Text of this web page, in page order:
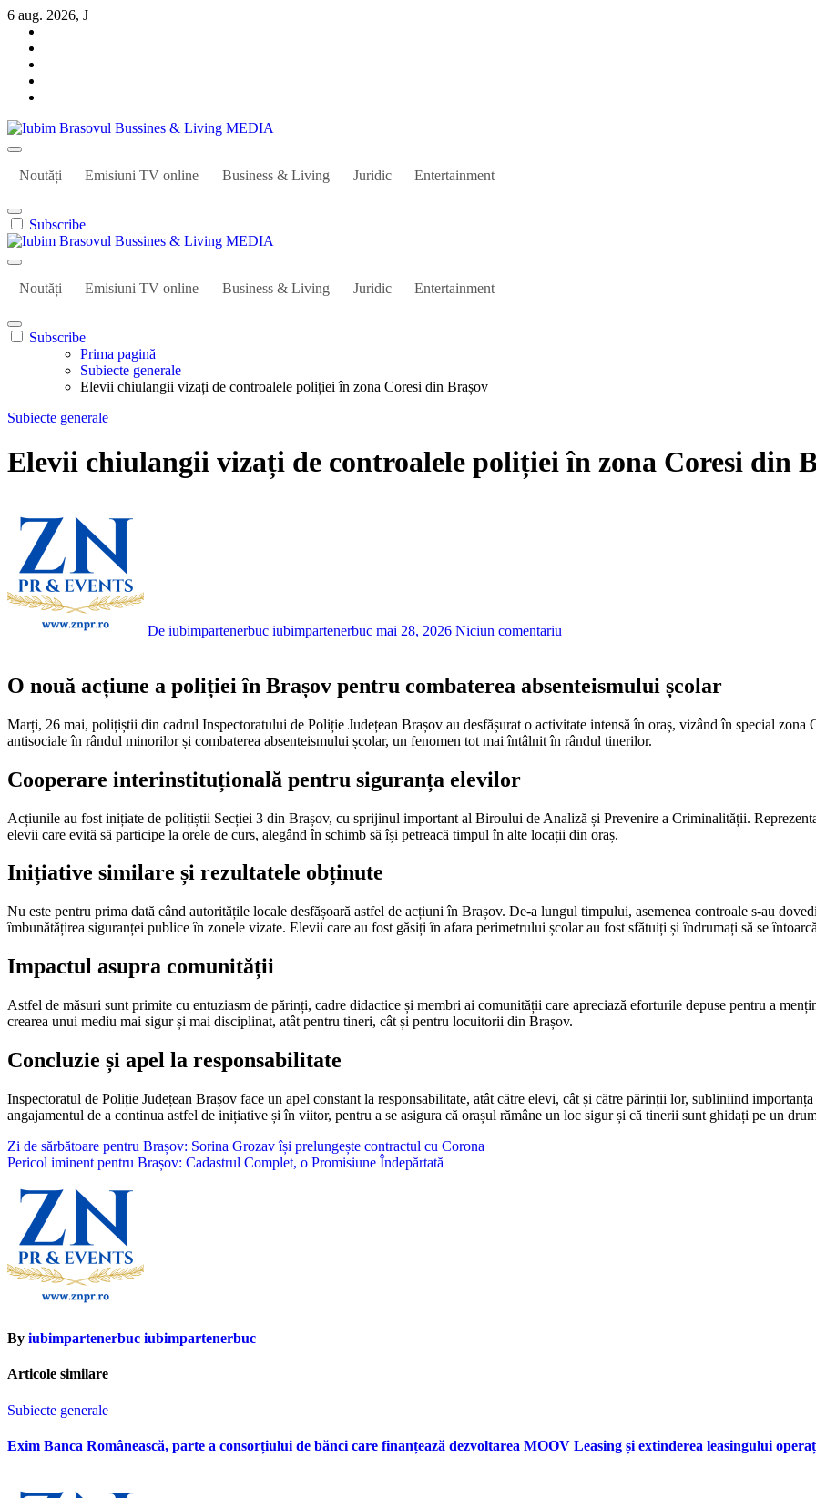
Sari
conținut
6 aug. 2026, J
Noutăți
Emisiuni TV online Business & Living Juridic Entertainment
Subscribe
Noutăți
Emisiuni TV online Business & Living Juridic Entertainment
Subscribe
Prima pagină
Subiecte generale
Elevii chiulangii vizați de controalele poliției în zona Coresi din Brașov
Subiecte generale
Elevii chiulangii vizați de controalele poliției în zona Coresi din
De iubimpartenerbuc iubimpartenerbuc mai 28, 2026 Niciun comentariu
O nouă acțiune a poliției în Brașov pentru combaterea absenteismului școlar
Marți, 26 mai, polițiștii din cadrul Inspectoratului de Poliție Județean Brașov au desfășurat o activitate intensă în oraș, vizând în special zona Coresi. Scopul principal a fost prevenirea comportamentelor
antisociale în rândul minorilor și combaterea absenteismului școlar, un fenomen tot mai întâlnit în rândul tinerilor.
Cooperare interinstituțională pentru siguranța elevilor
Acțiunile au fost inițiate de polițiștii Secției 3 din Brașov, cu sprijinul important al Biroului de Analiză și Prevenire a Criminalității.
elevii care evită să participe la orele de curs, alegând în schimb să își petreacă timpul în alte locații din oraș.
Inițiative similare și rezultatele obținute
Nu este pentru prima dată când autoritățile locale desfășoară astfel de acțiuni în Brașov. De-a lungul timpului, asemenea controale s-au
îmbunătățirea siguranței publice în zonele vizate. Elevii care au fost găsiți în afara perimetrului școlar au fost sfătuiți și îndrumați să se
Impactul asupra comunității
Astfel de măsuri sunt primite cu entuziasm de părinți, cadre didactice și membri ai comunității care apreciază eforturile depuse pentru a
crearea unui mediu mai sigur și mai disciplinat, atât pentru tineri, cât și pentru locuitorii din Brașov.
Concluzie și apel la responsabilitate
Inspectoratul de Poliție Județean Brașov face un apel constant la responsabilitate, atât către elevi, cât și către părinții lor, subliniind
angajamentul de a continua astfel de inițiative și în viitor, pentru a se asigura că orașul rămâne un loc sigur și că tinerii sunt ghidați pe un
Navigare
în
articole
Zi de sărbătoare pentru Brașov: Sorina Grozav își prelungește contractul cu Corona
Pericol iminent pentru Brașov: Cadastrul Complet, o Promisiune Îndepărtată
By iubimpartenerbuc iubimpartenerbuc
Articole similare
Subiecte generale
Exim Banca Românească, parte a consorțiului de bănci care finanțează dezvoltarea MOOV Leasing și extinderea leasingului